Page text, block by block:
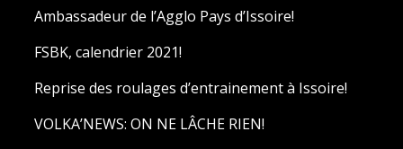
Ambassadeur de l’Agglo Pays d’Issoire!
FSBK, calendrier 2021!
Reprise des roulages d’entrainement à Issoire!
VOLKA’NEWS: ON NE LÂCHE RIEN!